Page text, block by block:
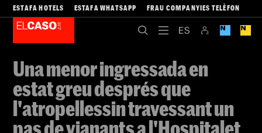
ESTAFA HOTELS ESTAFA WHATSAPP FRAU COMPANYIES TELÈFON
Una menor ingressada en
estat greu després que
l'atropellessin travessant un
pas de vianants a l'Hospitalet